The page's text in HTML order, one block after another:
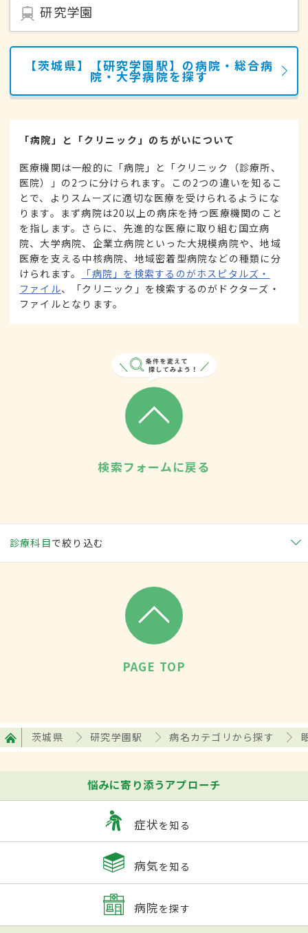
研究学園
【茨城県】【研究学園駅】の病院・総合病
院・大学病院を探す
「病院」と「クリニック」のちがいについて
医療機関は一般的に「病院」と「クリニック（診療所、
医院）」の2つに分けられます。この2つの違いを知るこ
とで、よりスムーズに適切な医療を受けられるようにな
ります。まず病院は20以上の病床を持つ医療機関のこと
を指します。さらに、先進的な医療に取り組む国立病
院、大学病院、企業立病院といった大規模病院や、地域
医療を支える中核病院、地域密着型病院などの種類に分
けられます。
「病院」を検索するのがホスピタルズ・
ファイル、「クリニック」を検索するのがドクターズ・
ファイルとなります。
検索フォームに戻る
診療科目で絞り込む
PAGE TOP
茨城県 研究学園駅 病名カテゴリから探す
悩みに寄り添うアプローチ
症状を知る
病気を知る
病院を探す